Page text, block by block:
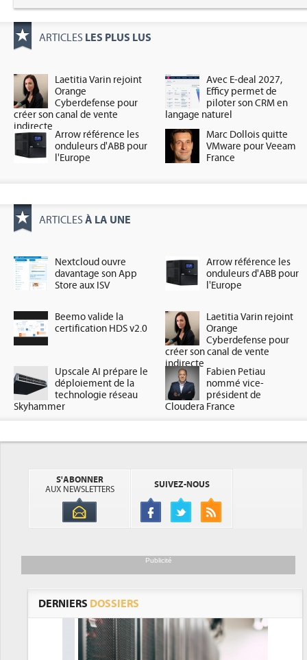
ARTICLES LES PLUS LUS
Laetitia Varin rejoint
Orange
Cyberdefense pour
créer son canal de vente
indirecte
Avec E-deal 2027,
Efficy permet de
piloter son CRM en
langage naturel
Arrow référence les
onduleurs d'ABB pour
l'Europe
Marc Dollois quitte
VMware pour Veeam
France
ARTICLES À LA UNE
Nextcloud ouvre
davantage son App
Store aux ISV
Arrow référence les
onduleurs d'ABB pour
l'Europe
Beemo valide la
certification HDS v2.0
Laetitia Varin rejoint
Orange
Cyberdefense pour
créer son canal de vente
indirecte
Upscale AI prépare le
déploiement de la
technologie réseau
Skyhammer
Fabien Petiau
nommé vice-
président de
Cloudera France
S'ABONNER
AUX NEWSLETTERS
SUIVEZ-NOUS
Publicité
DERNIERS DOSSIERS